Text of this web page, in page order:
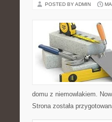
POSTED BY ADMIN
domu z niemowlakiem.
Strona została